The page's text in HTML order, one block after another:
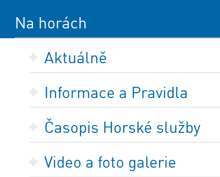
Na horách
Aktuálně
Informace a Pravidla
Časopis Horské služby
Video a foto galerie